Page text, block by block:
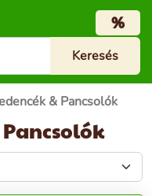
%
& Pancsolók